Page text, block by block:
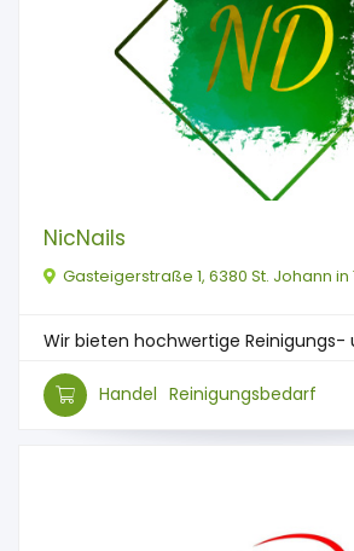
NicNails
Gasteigerstraße 1, 6380 St. Johann in
Wir bieten hochwertige Reinigungs-
Handel Reinigungsbedarf